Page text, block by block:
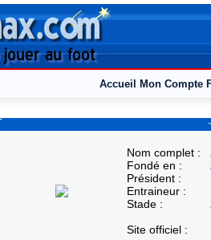
Accueil Mon Compte
Nom complet :
Fondé en :
Président :
Entraineur :
Stade :
Site officiel :